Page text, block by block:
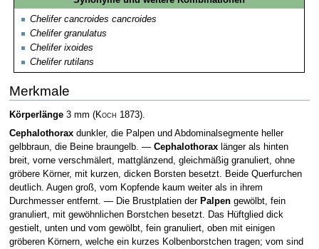
Chelifer cancroides cancroides
Chelifer granulatus
Chelifer ixoides
Chelifer rutilans
Merkmale
Körperlänge3 mm (Koch 1873).
Cephalothoraxdunkler, die Palpen und Abdominalsegmente heller
gelbbraun, die Beine braungelb. — Cephalothoraxlänger als hinten
breit, vorne verschmälert, mattglänzend, gleichmäßig granuliert, ohne
gröbere Körner, mit kurzen, dicken Borsten besetzt. Beide Querfurchen
deutlich. Augen groß, vom Kopfende kaum weiter als in ihrem
Durchmesser entfernt. — Die Brustplatien der Palpengewölbt, fein
granuliert, mit gewöhnlichen Borstchen besetzt. Das Hüftglied dick
gestielt, unten und vom gewölbt, fein granuliert, oben mit einigen
gröberen Körnern, welche ein kurzes Kolbenborstchen tragen; vom sind